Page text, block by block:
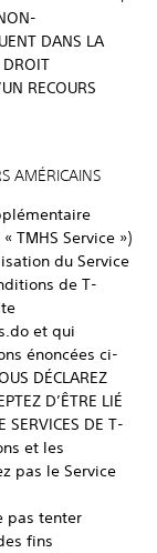
DANS LA
DROIT
RECOURS
AMÉRICAINS
TMHS Service »)
du Service
de T-
et qui
énoncées ci-
DÉCLAREZ
D’ÊTRE LIÉ
SERVICES DE T-
et les
pas le Service
pas tenter
fins